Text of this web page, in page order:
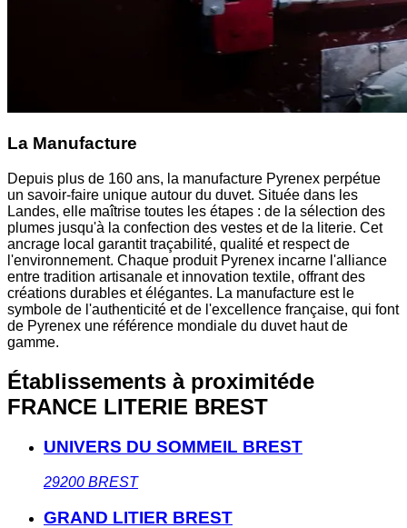
La Manufacture
Depuis plus de 160 ans, la manufacture Pyrenex perpétue
un savoir-faire unique autour du duvet. Située dans les
Landes, elle maîtrise toutes les étapes : de la sélection des
plumes jusqu'à la confection des vestes et de la literie. Cet
ancrage local garantit traçabilité, qualité et respect de
l'environnement. Chaque produit Pyrenex incarne l'alliance
entre tradition artisanale et innovation textile, offrant des
créations durables et élégantes. La manufacture est le
symbole de l'authenticité et de l'excellence française, qui font
de Pyrenex une référence mondiale du duvet haut de
gamme.
Établissements à proximitéde
FRANCE LITERIE BREST
UNIVERS DU SOMMEIL BREST
29200 BREST
GRAND LITIER BREST